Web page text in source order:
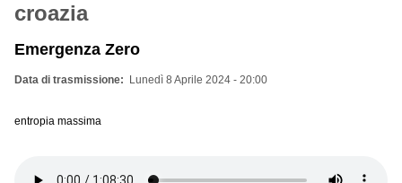
croazia
Emergenza Zero
Data di trasmissione Lunedì 8 Aprile 2024 - 20:00
entropia massima